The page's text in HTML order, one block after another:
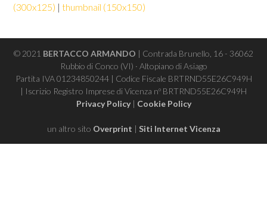
(300x125) |thumbnail (150x150)
© 2021 BERTACCO ARMANDO | Contrada Brunello, 16 - 36062
Rubbio di Conco (VI) · Altopiano di Asiago
Partita IVA 01234850244 | Codice Fiscale BRTRND55E26C949H
| Iscrizio Registro Imprese di Vicenza nº BRTRND55E26C949H
Privacy Policy| Cookie Policy
un altro sito Overprint | Siti Internet Vicenza